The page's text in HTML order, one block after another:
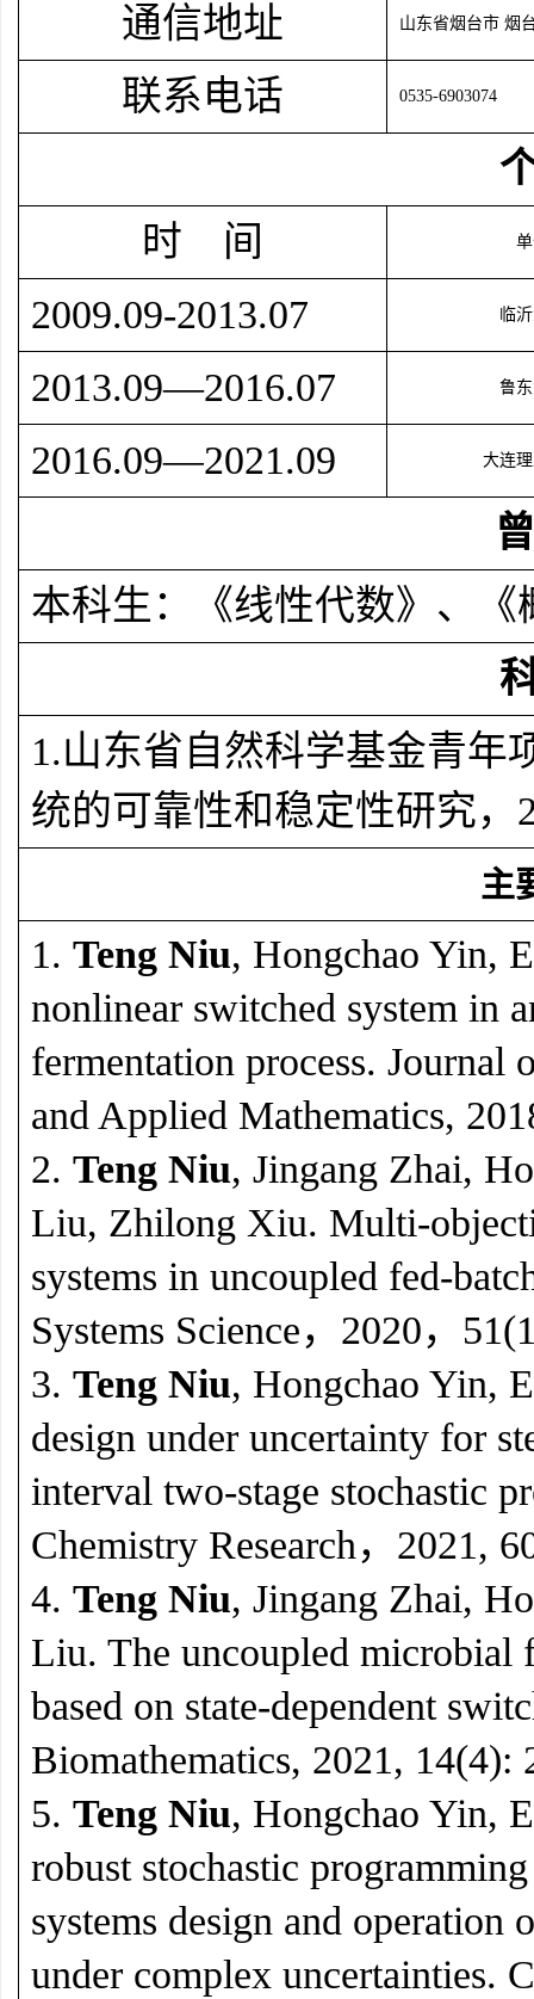
通信地址 山东省烟台市 烟
联系电话 0535-6903074
时 间
2009.09-2013.07 临
2013.09—2016.07 鲁
2016.09—2021.09 大连
曾
本科生：《线性代数》、
1.山东省自然科学基金青年
统的可靠性和稳定性研究，
主
1. Teng Niu, Hongchao Yin,
nonlinear switched system in
fermentation process.
and Applied Mathematics,
2. Teng Niu, Jingang Zhai,
Liu, Zhilong Xiu. Multi-
systems in uncoupled fed-
Systems Science，2020，
3. Teng Niu, Hongchao Yin,
design under uncertainty for
interval two-stage stochastic
Chemistry Research，2021,
4. Teng Niu, Jingang Zhai,
Liu. The uncoupled microbial
based on state-dependent
Biomathematics, 2021, 14(4):
5. Teng Niu, Hongchao Yin,
robust stochastic
systems design and operation
under complex uncertainties.